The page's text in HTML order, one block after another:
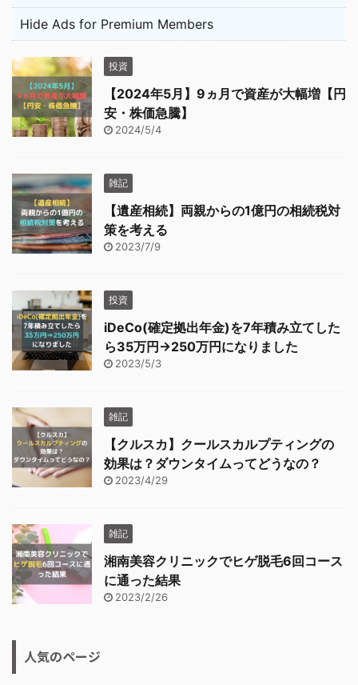
Hide Ads for Premium Members
投資
【2024年5月】9ヵ月で資産が大幅増【円
安・株価急騰】
2024/5/4
雑記
【遺産相続】両親からの1億円の相続税対
策を考える
2023/7/9
投資
iDeCo(確定拠出年金)を7年積み立てした
ら35万円→250万円になりました
2023/5/3
雑記
【クルスカ】クールスカルプティングの
効果は？ダウンタイムってどうなの？
2023/4/29
雑記
湘南美容クリニックでヒゲ脱毛6回コース
に通った結果
2023/2/26
人気のページ